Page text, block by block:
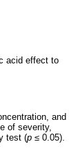
acid effect to
and
of severity,
test (p ≤ 0.05).